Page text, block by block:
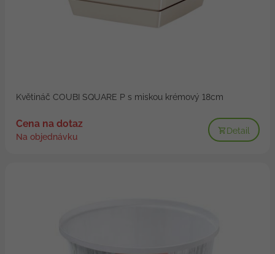
Květináč COUBI SQUARE P s miskou krémový 18cm
Cena na dotaz
Na objednávku
Detail